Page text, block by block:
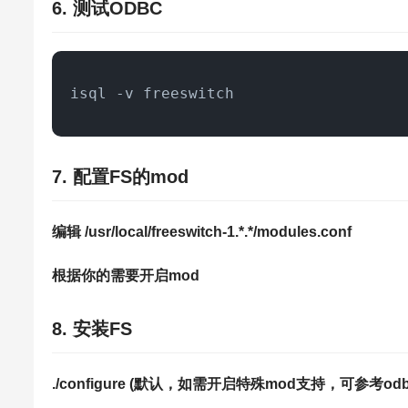
6. 测试ODBC
isql -v freeswitch
7. 配置FS的mod
编辑 /usr/local/freeswitch-1.*.*/modules.conf
根据你的需要开启mod
8. 安装FS
./configure (默认，如需开启特殊mod支持，可参考